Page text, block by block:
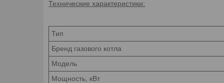
Технические характеристики:
Тип
Бренд газового котла
Модель
Мощность, кВт